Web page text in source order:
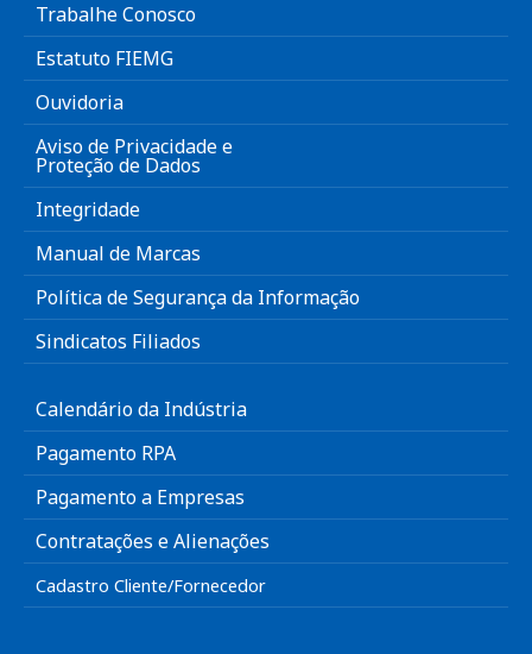
Trabalhe Conosco
Estatuto FIEMG
Ouvidoria
Aviso de Privacidade e
Proteção de Dados
Integridade
Manual de Marcas
Política de Segurança da Informação
Sindicatos Filiados
Calendário da Indústria
Pagamento RPA
Pagamento a Empresas
Contratações e Alienações
Cadastro Cliente/Fornecedor